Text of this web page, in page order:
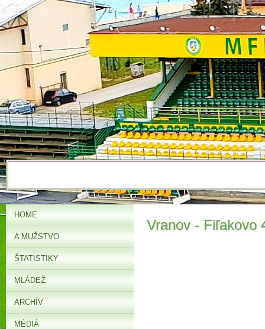
Vranov - Fiľakovo
HOME
A MUŽSTVO
ŠTATISTIKY
MLÁDEŽ
ARCHÍV
MÉDIÁ